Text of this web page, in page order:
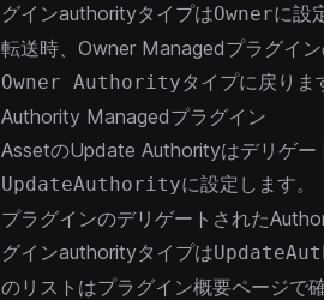
グインauthorityタイプはOwnerに設
転送時、Owner Managedプラグイ
Owner Authorityタイプに戻りま
Authority Managedプラグイン
AssetのUpdate Authorityはデリゲー
UpdateAuthorityに設定します。
プラグインのデリゲートされた
グインauthorityタイプは
のリストはプラグイン概要ページで